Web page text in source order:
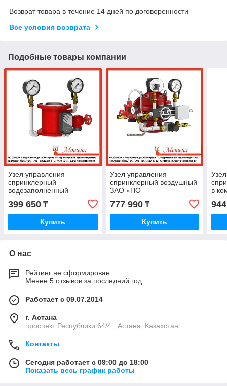
Возврат товара в течение 14 дней по договоренности
Все условия возврата
Подобные товары компании
Узел управления
спринклерный
водозаполненный
"Шалтан" Производитель
ЗАО «ПО
«Спецавтоматика», Бийск
399 650 ₸
Купить
Узел управления
спринклерный воздушный
ЗАО «ПО
«Спецавтоматика», Бийск
777 990₸
Купить
в
О нас
Рейтинг не сформирован
Менее 5 отзывов за последний год
Работает с 09.07.2014
г. Астана
проспект Республики 64/4 , Астана, Казахстан
Контакты
Сегодня работает с 09:00 до 18:00
Показать весь график работы